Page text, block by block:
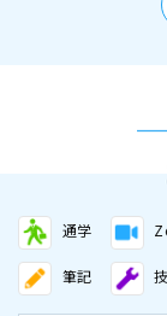
通学
筆記